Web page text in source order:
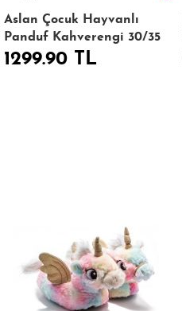
Aslan Çocuk Hayvanlı
Panduf Kahverengi 30/35
1299.90 TL